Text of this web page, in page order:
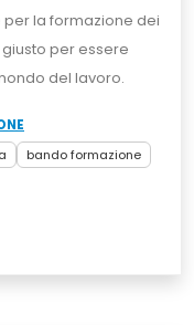
per la formazione dei
per essere
del lavoro.
bando formazione